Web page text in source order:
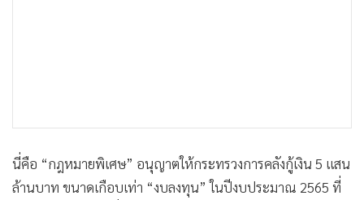
นี่คือ “กฎหมายพิเศษ” อนุญาตให้กระทรวงการคลังกู้เงิน 5 แสน
ล้านบาท ขนาดเกือบเท่า “งบลงทุน” ในปีงบประมาณ 2565 ที่